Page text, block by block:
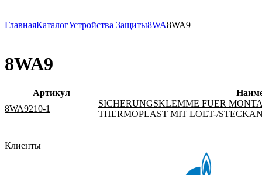
ГлавнаяКаталогУстройства Защиты8WA8WA9
8WA9
Артикул
8WA9210-1
SICHERUNGSKLEMME FUER
THERMOPLAST MIT LOET-/
Клиенты